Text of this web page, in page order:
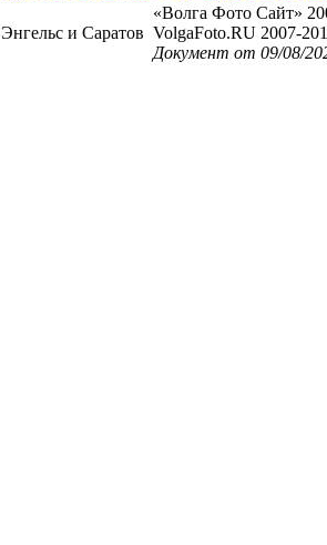
Энгельс и Саратов
«Волга Фото Сайт»
VolgaFoto.RU 2007-
Документ от 09/08/